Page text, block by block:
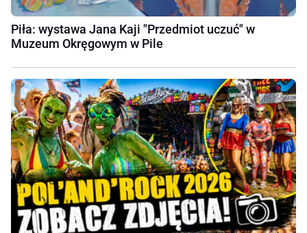
Piła: wystawa Jana Kaji "Przedmiot uczuć" w
Muzeum Okręgowym w Pile